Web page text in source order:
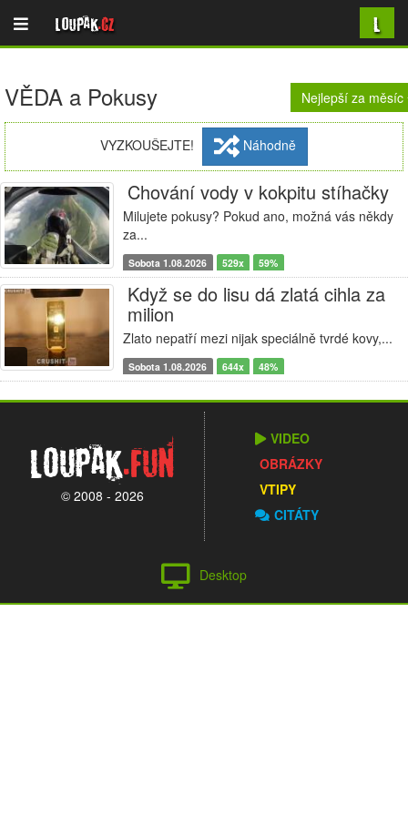
Loupak.cz L
VĚDA a Pokusy Nejlepší za měsíc
VYZKOUŠEJTE! Náhodně
Chování vody v kokpitu stíhačky
Milujete pokusy? Pokud ano, možná vás někdy
za...
Sobota 1.08.2026 529x 59%
Když se do lisu dá zlatá cihla za
milion
Zlato nepatří mezi nijak speciálně tvrdé kovy,...
Sobota 1.08.2026 644x 48%
Loupak.fun
© 2008 - 2026
VIDEO
OBRÁZKY
VTIPY
CITÁTY
Desktop